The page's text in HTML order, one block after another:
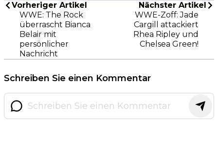
Vorheriger Artikel
WWE: The Rock
überrascht Bianca
Belair mit
persönlicher
Nachricht
Nächster Artikel
WWE-Zoff: Jade
Cargill attackiert
Rhea Ripley und
Chelsea Green!
Schreiben Sie einen Kommentar